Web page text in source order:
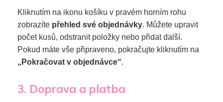
Kliknutím na ikonu košíku v pravém horním rohu
zobrazíte přehled své objednávky. Můžete upravit
počet kusů, odstranit položky nebo přidat další.
Pokud máte vše připraveno, pokračujte kliknutím na
„Pokračovat v objednávce“.
3. Doprava a platba